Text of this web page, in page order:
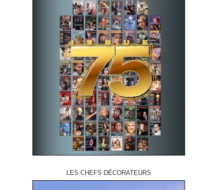
LES CHEFS DÉCORATEURS